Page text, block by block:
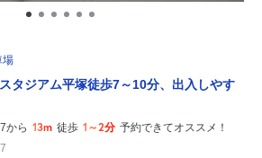
場
タジアム平塚徒歩7～10分、出入しやす
から 13m 徒歩 1～2分 予約できてオススメ！